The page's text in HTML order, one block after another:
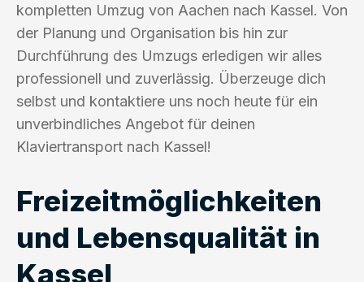
kompletten Umzug von Aachen nach Kassel. Von
der Planung und Organisation bis hin zur
Durchführung des Umzugs erledigen wir alles
professionell und zuverlässig. Überzeuge dich
selbst und kontaktiere uns noch heute für ein
unverbindliches Angebot für deinen
Klaviertransport nach Kassel!
Freizeitmöglichkeiten
und Lebensqualität in
Kassel